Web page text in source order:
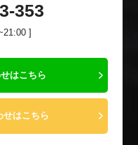
353
]
はこちら
せはこちら